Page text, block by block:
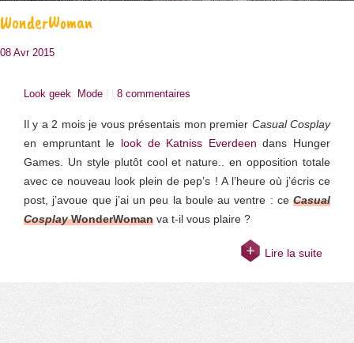
WonderWoman
08 Avr 2015
Look geek Mode 8 commentaires
Il y a 2 mois je vous présentais mon premier Casual Cosplay
en empruntant le look de Katniss Everdeen dans Hunger
Games. Un style plutôt cool et nature.. en opposition totale
avec ce nouveau look plein de pep’s ! A l’heure où j’écris ce
post, j’avoue que j’ai un peu la boule au ventre : ce Casual
CosplayWonderWoman va t-il vous plaire ?
Lire la suite